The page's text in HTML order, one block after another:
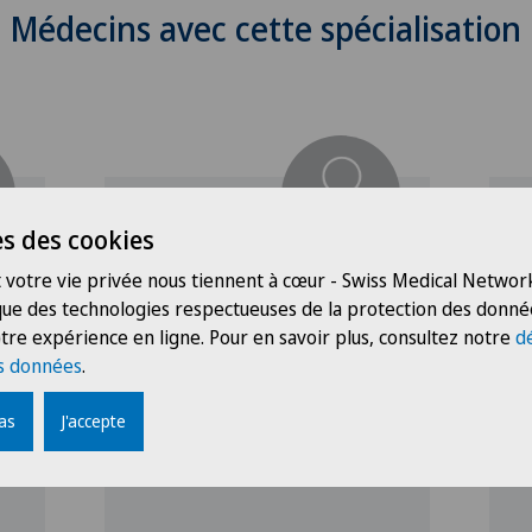
Médecins avec cette spécialisation
Clinique Générale-Beaulieu
Dr méd. Ana Godinho
Lourenco
des cookies
vie privée nous tiennent à cœur - Swiss Medical
des technologies respectueuses de la protection des
expérience en ligne. Pour en savoir plus, consultez notre
données.
J'accepte